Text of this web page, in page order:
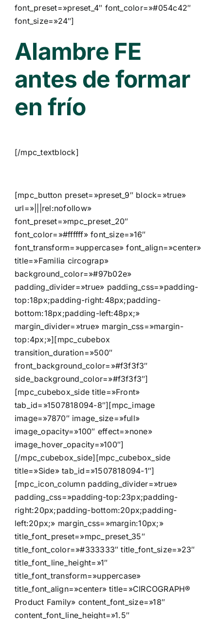
font_preset=»preset_4″ font_color=»#054c42″
font_size=»24″]
Alambre FE
antes de formar
en frío
[/mpc_textblock]
[mpc_button preset=»preset_9″ block=»true»
url=»|||rel:nofollow»
font_preset=»mpc_preset_20″
font_color=»#ffffff» font_size=»16″
font_transform=»uppercase» font_align=»center»
title=»Familia circograp»
background_color=»#97b02e»
padding_divider=»true» padding_css=»padding-
top:18px;padding-right:48px;padding-
bottom:18px;padding-left:48px;»
margin_divider=»true» margin_css=»margin-
top:4px;»][mpc_cubebox
transition_duration=»500″
front_background_color=»#f3f3f3″
side_background_color=»#f3f3f3″]
[mpc_cubebox_side title=»Front»
tab_id=»1507818094-8″][mpc_image
image=»7870″ image_size=»full»
image_opacity=»100″ effect=»none»
image_hover_opacity=»100″]
[/mpc_cubebox_side][mpc_cubebox_side
title=»Side» tab_id=»1507818094-1″]
[mpc_icon_column padding_divider=»true»
padding_css=»padding-top:23px;padding-
right:20px;padding-bottom:20px;padding-
left:20px;» margin_css=»margin:10px;»
title_font_preset=»mpc_preset_35″
title_font_color=»#333333″ title_font_size=»23″
title_font_line_height=»1″
title_font_transform=»uppercase»
title_font_align=»center» title=»CIRCOGRAPH®
Product Family» content_font_size=»18″
content_font_line_height=»1.5″